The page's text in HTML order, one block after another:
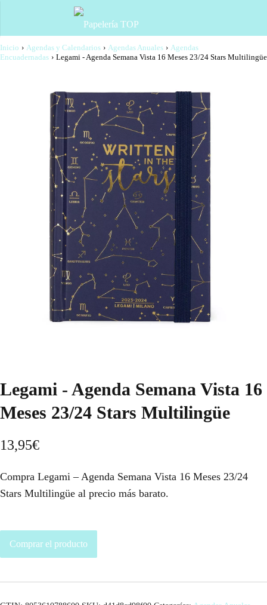
Inicio › Agendas y Calendarios › Agendas Anuales › Agendas
Encuadernadas › Legami - Agenda Semana Vista 16 Meses 23/24 Stars Multilingüe
Legami - Agenda Semana Vista 16
Meses 23/24 Stars Multilingüe
13,95€
Compra Legami – Agenda Semana Vista 16 Meses 23/24
Stars Multilingüe al precio más barato.
Comprar el producto